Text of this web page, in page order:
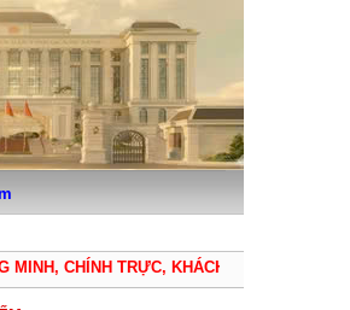
CHÍNH TRỰC, KHÁCH QUAN, THẬN